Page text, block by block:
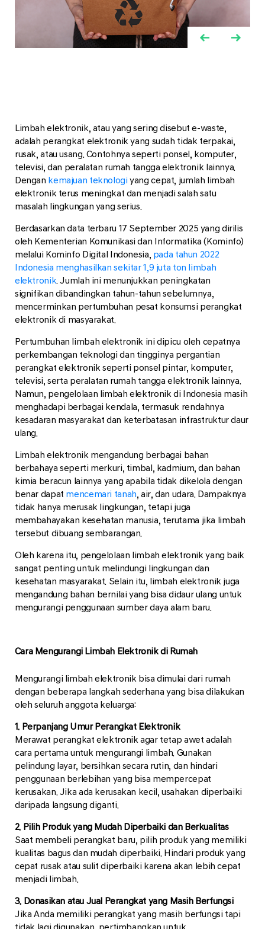
Limbah elektronik, atau yang sering disebut e-waste,
adalah perangkat elektronik yang sudah tidak terpakai,
rusak, atau usang. Contohnya seperti ponsel, komputer,
televisi, dan peralatan rumah tangga elektronik lainnya.
Dengan kemajuan teknologi yang cepat, jumlah limbah
elektronik terus meningkat dan menjadi salah satu
masalah lingkungan yang serius.
Berdasarkan data terbaru 17 September 2025 yang dirilis
oleh Kementerian Komunikasi dan Informatika (Kominfo)
melalui Kominfo Digital Indonesia, pada tahun 2022
Indonesia menghasilkan sekitar 1,9 juta ton limbah
elektronik . Jumlah ini menunjukkan peningkatan
signifikan dibandingkan tahun-tahun sebelumnya,
mencerminkan pertumbuhan pesat konsumsi perangkat
elektronik di masyarakat.
Pertumbuhan limbah elektronik ini dipicu oleh cepatnya
perkembangan teknologi dan tingginya pergantian
perangkat elektronik seperti ponsel pintar, komputer,
televisi, serta peralatan rumah tangga elektronik lainnya.
Namun, pengelolaan limbah elektronik di Indonesia masih
menghadapi berbagai kendala, termasuk rendahnya
kesadaran masyarakat dan keterbatasan infrastruktur daur
ulang.
Limbah elektronik mengandung berbagai bahan
berbahaya seperti merkuri, timbal, kadmium, dan bahan
kimia beracun lainnya yang apabila tidak dikelola dengan
benar dapat mencemari tanah , air, dan udara. Dampaknya
tidak hanya merusak lingkungan, tetapi juga
membahayakan kesehatan manusia, terutama jika limbah
tersebut dibuang sembarangan.
Oleh karena itu, pengelolaan limbah elektronik yang baik
sangat penting untuk melindungi lingkungan dan
kesehatan masyarakat. Selain itu, limbah elektronik juga
mengandung bahan bernilai yang bisa didaur ulang untuk
mengurangi penggunaan sumber daya alam baru.
Cara Mengurangi Limbah Elektronik di Rumah
Mengurangi limbah elektronik bisa dimulai dari rumah
dengan beberapa langkah sederhana yang bisa dilakukan
oleh seluruh anggota keluarga:
1. Perpanjang Umur Perangkat Elektronik
Merawat perangkat elektronik agar tetap awet adalah
cara pertama untuk mengurangi limbah. Gunakan
pelindung layar, bersihkan secara rutin, dan hindari
penggunaan berlebihan yang bisa mempercepat
kerusakan. Jika ada kerusakan kecil, usahakan diperbaiki
daripada langsung diganti.
2. Pilih Produk yang Mudah Diperbaiki dan Berkualitas
Saat membeli perangkat baru, pilih produk yang memiliki
kualitas bagus dan mudah diperbaiki. Hindari produk yang
cepat rusak atau sulit diperbaiki karena akan lebih cepat
menjadi limbah.
3. Donasikan atau Jual Perangkat yang Masih Berfungsi
Jika Anda memiliki perangkat yang masih berfungsi tapi